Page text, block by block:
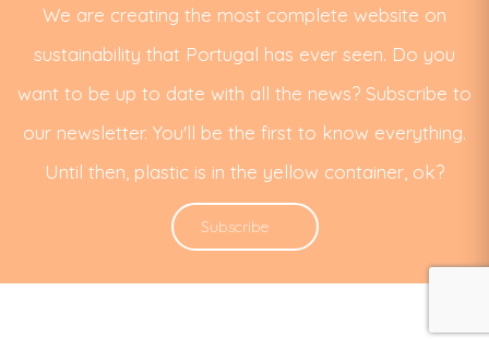
We are creating the most complete website on
sustainability that Portugal has ever seen. Do you
want to be up to date with all the news? Subscribe to
our newsletter. You'll be the first to know everything.
Until then, plastic is in the yellow container, ok?
Subscribe